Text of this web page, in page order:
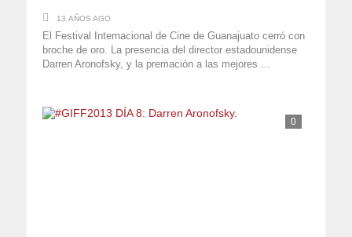
13 AÑOS AGO
El Festival Internacional de Cine de Guanajuato cerró con
broche de oro. La presencia del director estadounidense
Darren Aronofsky, y la premación a las mejores ...
0